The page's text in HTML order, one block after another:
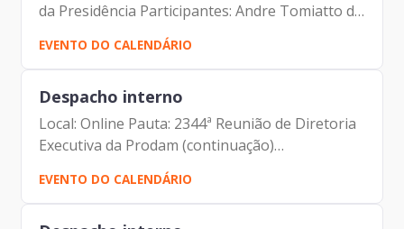
da Presidência Participantes: Andre Tomiatto de
Oliveira (Assessor da Presidência da Prodam)
Francisco de Padovan Forbes ( Presidente da
Prodam)...
EVENTO DO CALENDÁRIO
Despacho interno
Local: Online Pauta: 2344ª Reunião de Diretoria
Executiva da Prodam (continuação)
Participantes: Benício Alves Teixeira (Diretor de
Participação da Prodam) Elias Fares Hadi
(Diretor de...
EVENTO DO CALENDÁRIO